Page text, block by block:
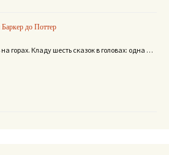
до Поттер
горах. Кладу шесть сказок в головах: одна …